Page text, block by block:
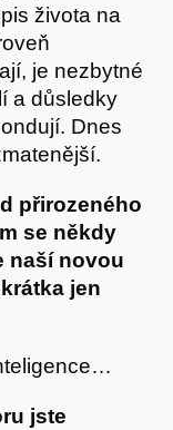
života na
je nezbytné
a důsledky
Dnes
přirozeného
se někdy
naší novou
jen
jste